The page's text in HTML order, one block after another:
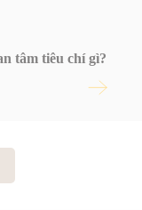
tâm tiêu chí gì?